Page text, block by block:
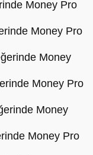
Money Pro
Money Pro
Money
Money Pro
Money
Money Pro